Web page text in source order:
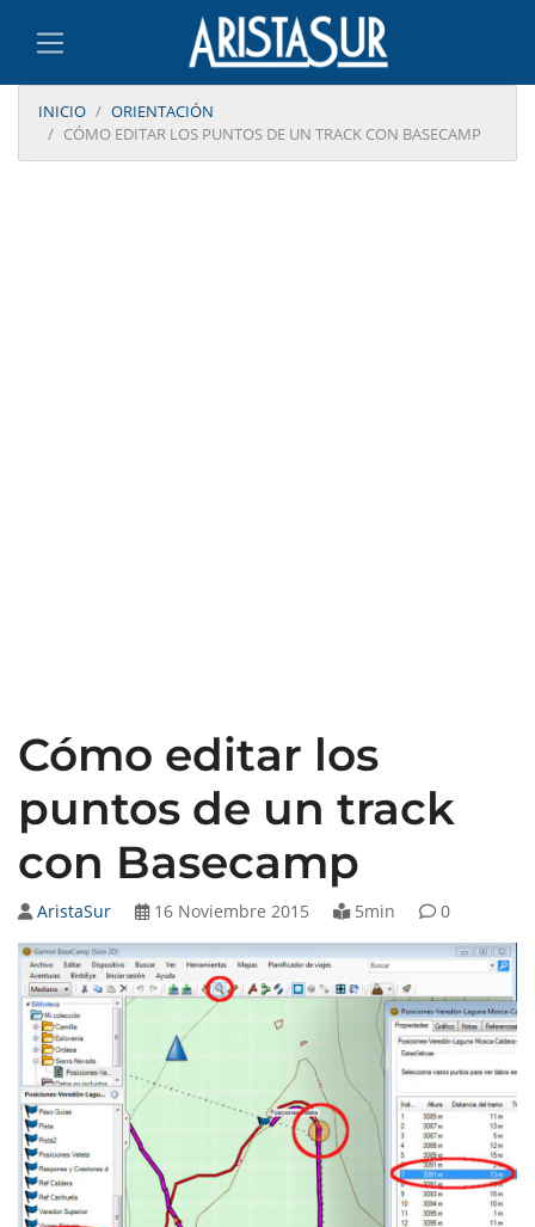
INICIO
ORIENTACIÓN
CÓMO EDITAR LOS PUNTOS DE UN TRACK CON BASECAMP
Cómo editar los
puntos de un track
con Basecamp
AristaSur 16 Noviembre 2015 5min 0